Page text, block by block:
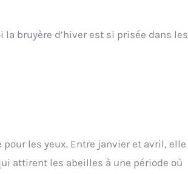
bruyère d’hiver est si prisée dans les
les yeux. Entre janvier et avril, elle
attirent les abeilles à une période où